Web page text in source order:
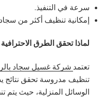
سرعة في التنفيذ.
إمكانية تنظيف أكثر من
لماذا تحقق الطرق
تعتمد شركة غسيل سجاد
تنظيف مدروسة تحقق نتائج
الوسائل المنزلية، حيث يتم